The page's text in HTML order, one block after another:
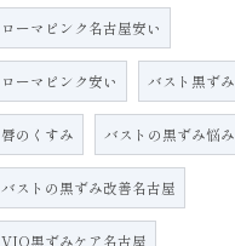
ローマピンク名古屋安い
ローマピンク安い バスト黒ずみ
唇のくすみ バストの黒ずみ悩み
バストの黒ずみ改善名古屋
VIO黒ずみケア名古屋